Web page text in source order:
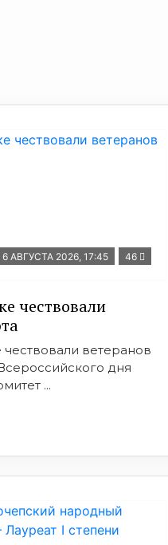
6 АВГУСТА 2026, 17:45 46
чествовали
ветеранов
дня
...